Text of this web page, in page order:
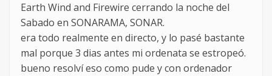
Earth Wind and Firewire cerrando la noche del
Sabado en SONARAMA, SONAR.
era todo realmente en directo, y lo pasé bastante
mal porque 3 dias antes mi ordenata se estropeó.
bueno resolví eso como pude y con ordenador